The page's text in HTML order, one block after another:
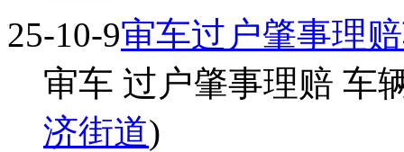
25-10-9审车过户肇事理
审车 过户肇事理赔 车
济街道)